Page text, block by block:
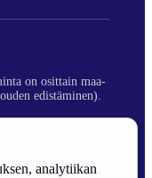
analytiikan
on osittain maa-
edistäminen).